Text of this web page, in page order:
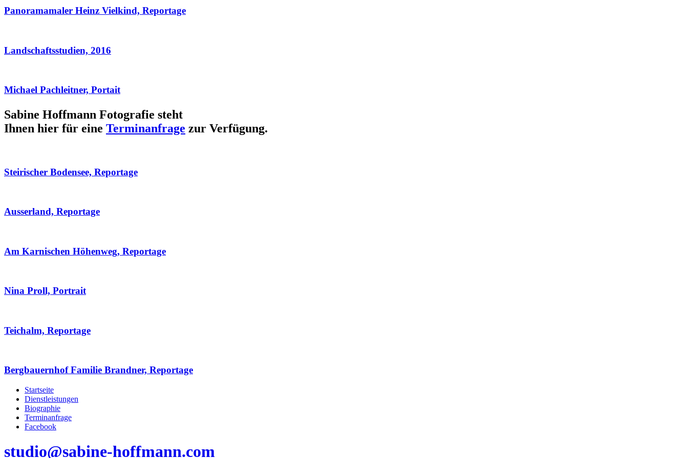
Panoramamaler Heinz Vielkind, Reportage
Landschaftsstudien, 2016
Michael Pachleitner, Portait
Sabine Hoffmann Fotografie steht
Ihnen hier für eine Terminanfrage zur Verfügung.
Steirischer Bodensee, Reportage
Ausserland, Reportage
Am Karnischen Höhenweg, Reportage
Nina Proll, Portrait
Teichalm, Reportage
Bergbauernhof Familie Brandner, Reportage
Startseite
Dienstleistungen
Biographie
Terminanfrage
Facebook
studio@sabine-hoffmann.com